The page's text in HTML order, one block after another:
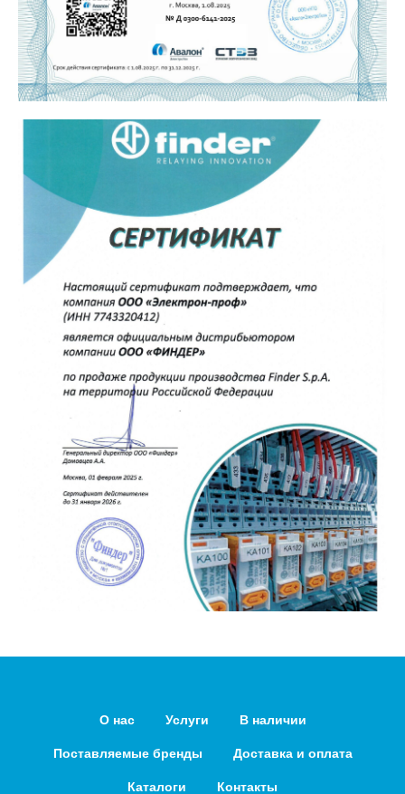
О нас Услуги В наличии
Поставляемые бренды Доставка и оплата
Каталоги Контакты